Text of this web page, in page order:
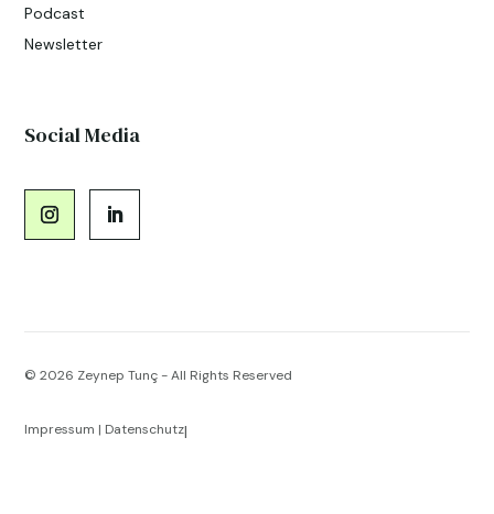
Podcast
Newsletter
Social Media
© 2026 Zeynep Tunç - All Rights Reserved
Impressum | Datenschutz|